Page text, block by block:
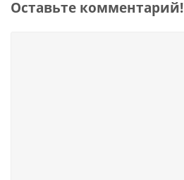
Оставьте комментарий!